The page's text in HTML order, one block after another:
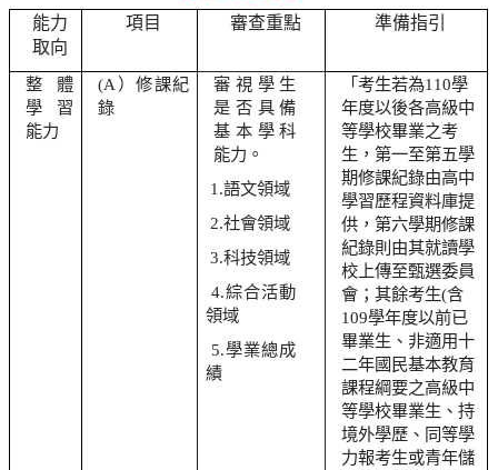
能力
取向
項目 審查重點 準備指引
整體
學習
能力
(A ）修課紀
錄
審視學生
是否具備
基本學科
能力。
1.語文領域
2.社會領域
3.科技領域
4.綜合活動
領域
5.學業總成
績
「考生若為110學
年度以後各高級中
等學校畢業之考
生，第一至第五學
期修課紀錄由高中
學習歷程資料庫提
供，第六學期修課
紀錄則由其就讀學
校上傳至甄選委員
會；其餘考生(含
109學年度以前已
畢業生、非適用十
二年國民基本教育
課程綱要之高級中
等學校畢業生、持
境外學歷、同等學
力報考生或青年儲